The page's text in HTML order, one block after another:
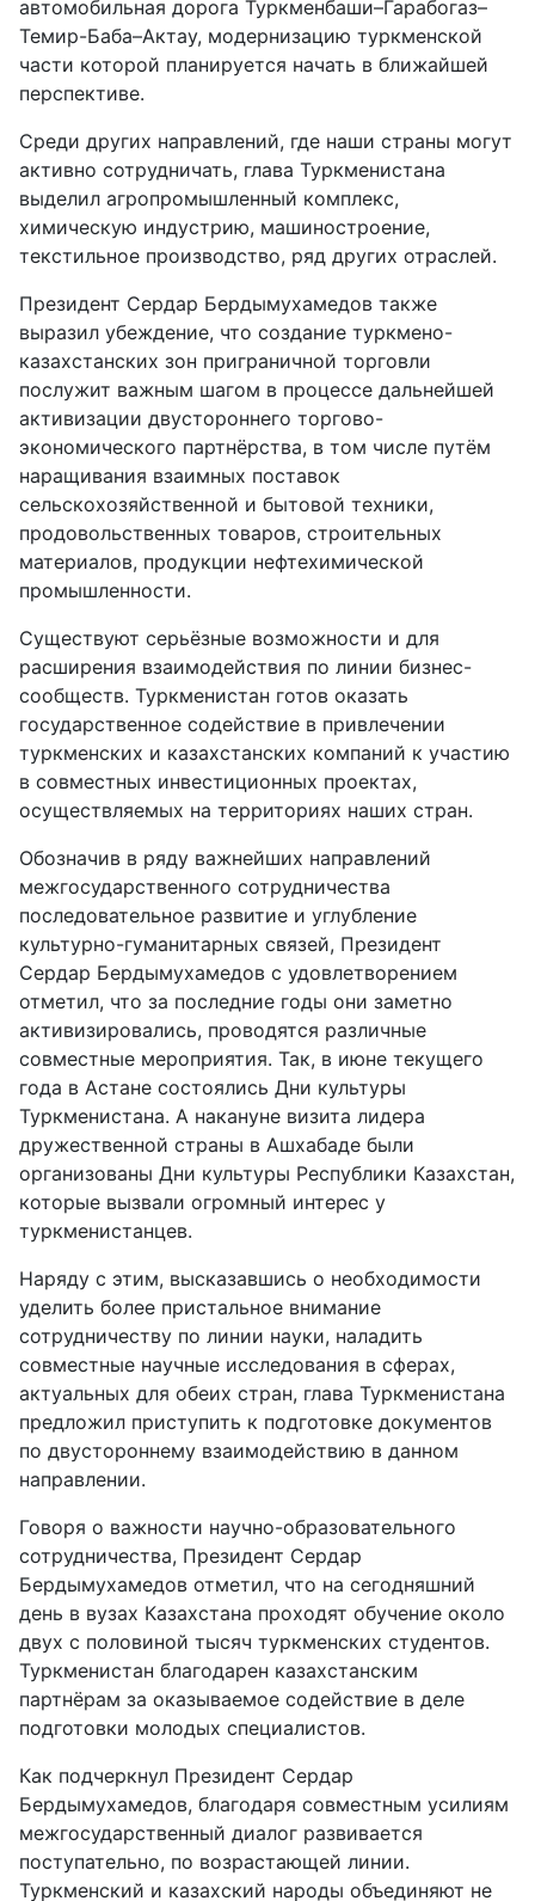
автомобильная дорога Туркменбаши–Гарабогаз–
Темир-Баба–Актау, модернизацию туркменской
части которой планируется начать в ближайшей
перспективе.
Среди других направлений, где наши страны могут
активно сотрудничать, глава Туркменистана
выделил агропромышленный комплекс,
химическую индустрию, машиностроение,
текстильное производство, ряд других отраслей.
Президент Сердар Бердымухамедов также
выразил убеждение, что создание туркмено-
казахстанских зон приграничной торговли
послужит важным шагом в процессе дальнейшей
активизации двустороннего торгово-
экономического партнёрства, в том числе путём
наращивания взаимных поставок
сельскохозяйственной и бытовой техники,
продовольственных товаров, строительных
материалов, продукции нефтехимической
промышленности.
Существуют серьёзные возможности и для
расширения взаимодействия по линии бизнес-
сообществ. Туркменистан готов оказать
государственное содействие в привлечении
туркменских и казахстанских компаний к участию
в совместных инвестиционных проектах,
осуществляемых на территориях наших стран.
Обозначив в ряду важнейших направлений
межгосударственного сотрудничества
последовательное развитие и углубление
культурно-гуманитарных связей, Президент
Сердар Бердымухамедов с удовлетворением
отметил, что за последние годы они заметно
активизировались, проводятся различные
совместные мероприятия. Так, в июне текущего
года в Астане состоялись Дни культуры
Туркменистана. А накануне визита лидера
дружественной страны в Ашхабаде были
организованы Дни культуры Республики Казахстан,
которые вызвали огромный интерес у
туркменистанцев.
Наряду с этим, высказавшись о необходимости
уделить более пристальное внимание
сотрудничеству по линии науки, наладить
совместные научные исследования в сферах,
актуальных для обеих стран, глава Туркменистана
предложил приступить к подготовке документов
по двустороннему взаимодействию в данном
направлении.
Говоря о важности научно-образовательного
сотрудничества, Президент Сердар
Бердымухамедов отметил, что на сегодняшний
день в вузах Казахстана проходят обучение около
двух с половиной тысяч туркменских студентов.
Туркменистан благодарен казахстанским
партнёрам за оказываемое содействие в деле
подготовки молодых специалистов.
Как подчеркнул Президент Сердар
Бердымухамедов, благодаря совместным усилиям
межгосударственный диалог развивается
поступательно, по возрастающей линии.
Туркменский и казахский народы объединяют не